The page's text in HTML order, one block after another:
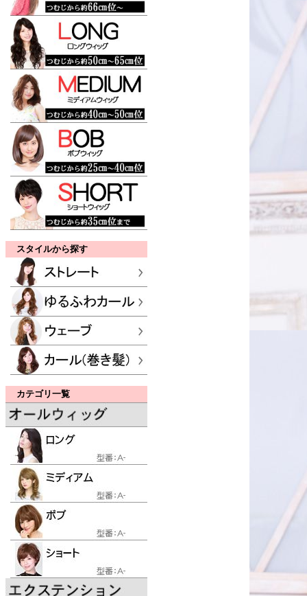
スタイルから探す
カテゴリ一覧